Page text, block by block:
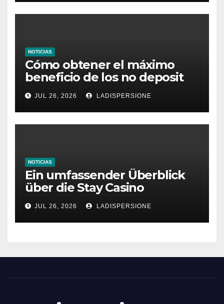
NOTICIAS
Cómo obtener el máximo
beneficio de los no deposit
bonus codes de roby casino
JUL 26, 2026 LADISPERSIONE
NOTICIAS
Ein umfassender Überblick
über die Stay Casino
Bonusbedingungen
JUL 26, 2026 LADISPERSIONE